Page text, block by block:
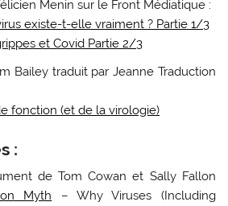
Menin sur le Front Médiatique :
existe-t-elle vraiment ? Partie 1/3
et Covid Partie 2/3
Bailey traduit par Jeanne Traduction
fonction (et de la virologie)
:
de Tom Cowan et Sally Fallon
Myth – Why Viruses (Including